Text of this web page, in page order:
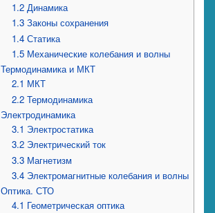
1.2 Динамика
1.3 Законы сохранения
1.4 Статика
1.5 Механические колебания и волны
Термодинамика и МКТ
2.1 МКТ
2.2 Термодинамика
Электродинамика
3.1 Электростатика
3.2 Электрический ток
3.3 Магнетизм
3.4 Электромагнитные колебания и волны
Оптика. СТО
4.1 Геометрическая оптика